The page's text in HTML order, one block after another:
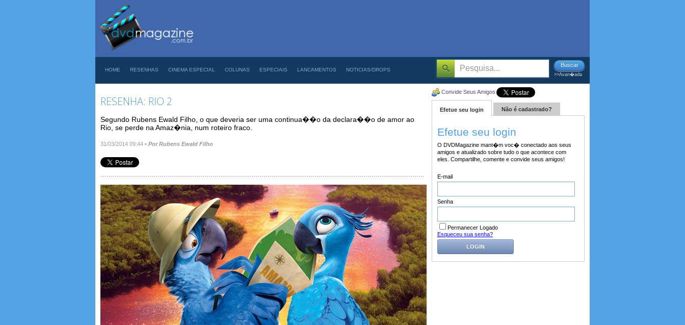
HOME RESENHAS CINEMA ESPECIAL COLUNAS ESPECIAIS LANCAMENTOS NOTICIAS/DROPS
Buscar
>>Avan�ada
RESENHA: RIO 2
Segundo Rubens Ewald Filho, o que deveria ser uma continua��o da declara��o de amor ao
Rio, se perde na Amaz�nia, num roteiro fraco.
31/03/2014 09:44 • Por Rubens Ewald Filho
Convide Seus Amigos
Efetue seu login Não é cadastrado?
Efetue seu login
O DVDMagazine mant�m voc� conectado aos seus
amigos e atualizado sobre tudo o que acontece com
eles. Compartilhe, comente e convide seus amigos!
E-mail
Senha
Permanecer Logado
Esqueceu sua senha?
LOGIN